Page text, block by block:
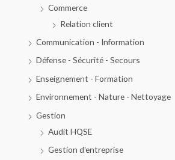
Commerce
Relation client
Communication - Information
Défense - Sécurité - Secours
Enseignement - Formation
Environnement - Nature - Nettoyage
Gestion
Audit HQSE
Gestion d'entreprise